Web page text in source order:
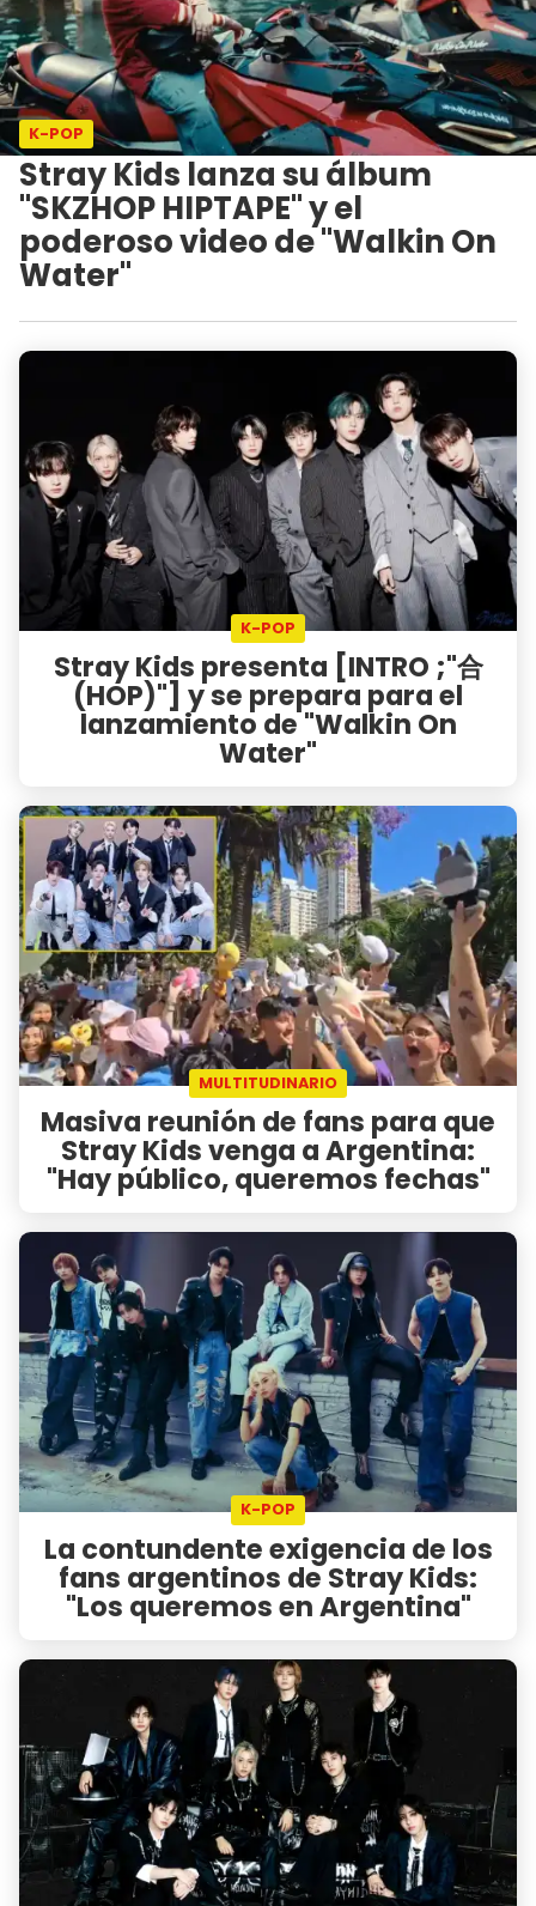
K-POP
Stray Kids lanza su álbum
"SKZHOP HIPTAPE" y el
poderoso video de "Walkin On
Water"
K-POP
Stray Kids presenta [INTRO ;"合
(HOP)"] y se prepara para el
lanzamiento de "Walkin On
Water"
MULTITUDINARIO
Masiva reunión de fans para que
Stray Kids venga a Argentina:
"Hay público, queremos fechas"
K-POP
La contundente exigencia de los
fans argentinos de Stray Kids:
"Los queremos en Argentina"